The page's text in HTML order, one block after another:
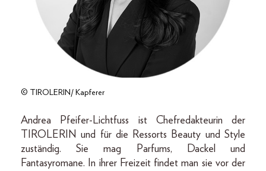
© TIROLERIN/ Kapferer
Andrea Pfeifer-Lichtfuss ist Chefredakteurin der
TIROLERIN und für die Ressorts Beauty und Style
zuständig. Sie mag Parfums, Dackel und
Fantasyromane. In ihrer Freizeit findet man sie vor der